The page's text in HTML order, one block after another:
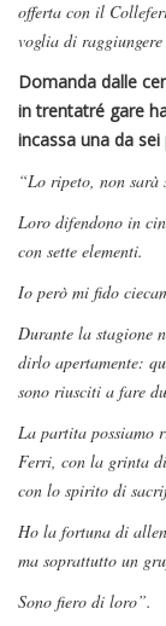
offerta con il
voglia di
Domanda dalle
in trentatré gare
incassa una da
“Lo ripeto, non sarà
Loro difendono in
con sette elementi.
Io però mi fido
Durante la stagione
dirlo apertamente:
sono riusciti a fare
La partita possiamo
Ferri, con la grinta
con lo spirito di
Ho la fortuna di
ma soprattutto un
Sono fiero di loro”.